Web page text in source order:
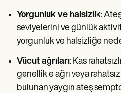
Yorgunluk ve halsizlik:
seviyelerini ve günlük
yorgunluk ve halsizliğe
Vücut ağrıları: Kas
genellikle ağrı veya
bulunan yaygın ateş